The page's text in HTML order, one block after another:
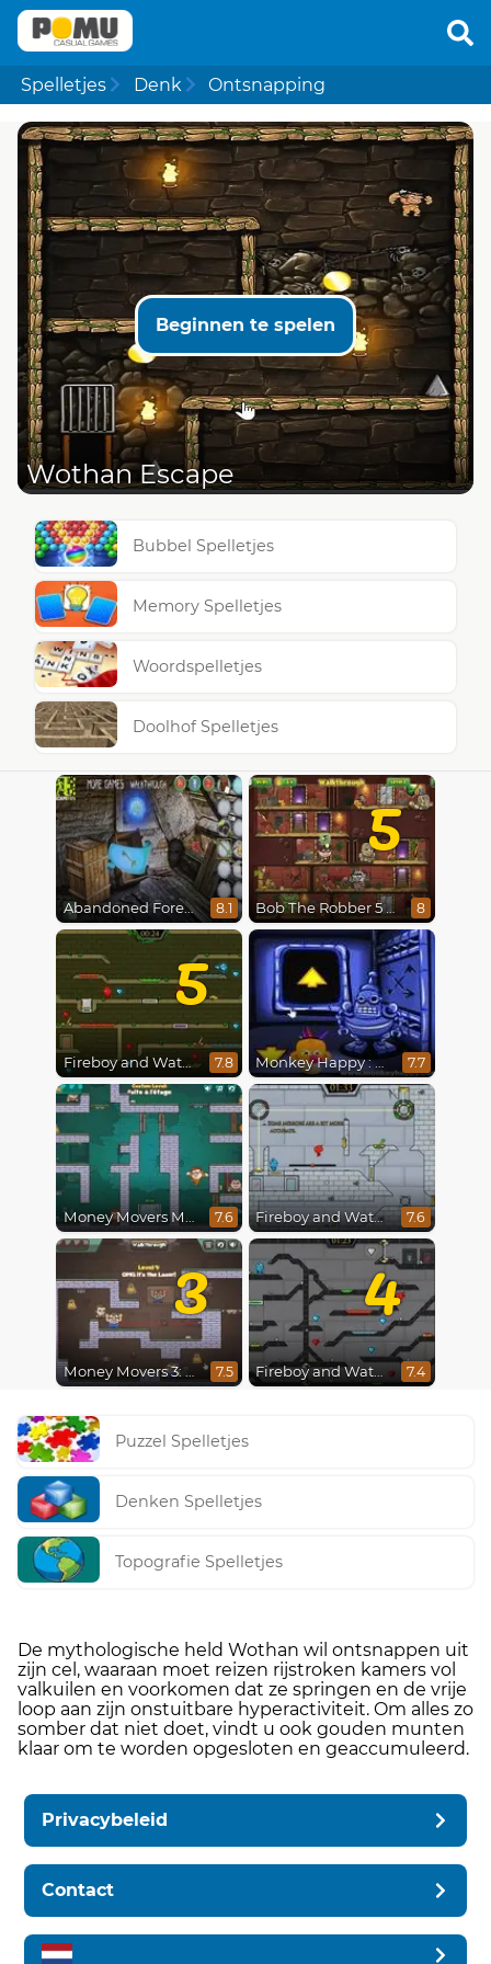
Spelletjes Denk Ontsnapping
Beginnen te spelen
Wothan Escape
Bubbel Spelletjes
Memory Spelletjes
Woordspelletjes
Doolhof Spelletjes
Abandoned Forest House 8.1
5
Bob The Robber 5 The Temple Adventure 8
5
Fireboy and Watergirl 5 : Elements 7.8 Monkey Happy : Stage 0112 7.7
Money Movers Maker 7.6 Fireboy and Watergirl in The Ice Temple 7.6
3
Money Movers 3: Guard Duty 7.5
4
Fireboy and Watergirl 4 : Crystal Temple 7.4
Puzzel Spelletjes
Denken Spelletjes
Topografie Spelletjes
De mythologische held Wothan wil ontsnappen uit
zijn cel, waaraan moet reizen rijstroken kamers vol
valkuilen en voorkomen dat ze springen en de vrije
loop aan zijn onstuitbare hyperactiviteit. Om alles zo
somber dat niet doet, vindt u ook gouden munten
klaar om te worden opgesloten en geaccumuleerd.
Privacybeleid
Contact